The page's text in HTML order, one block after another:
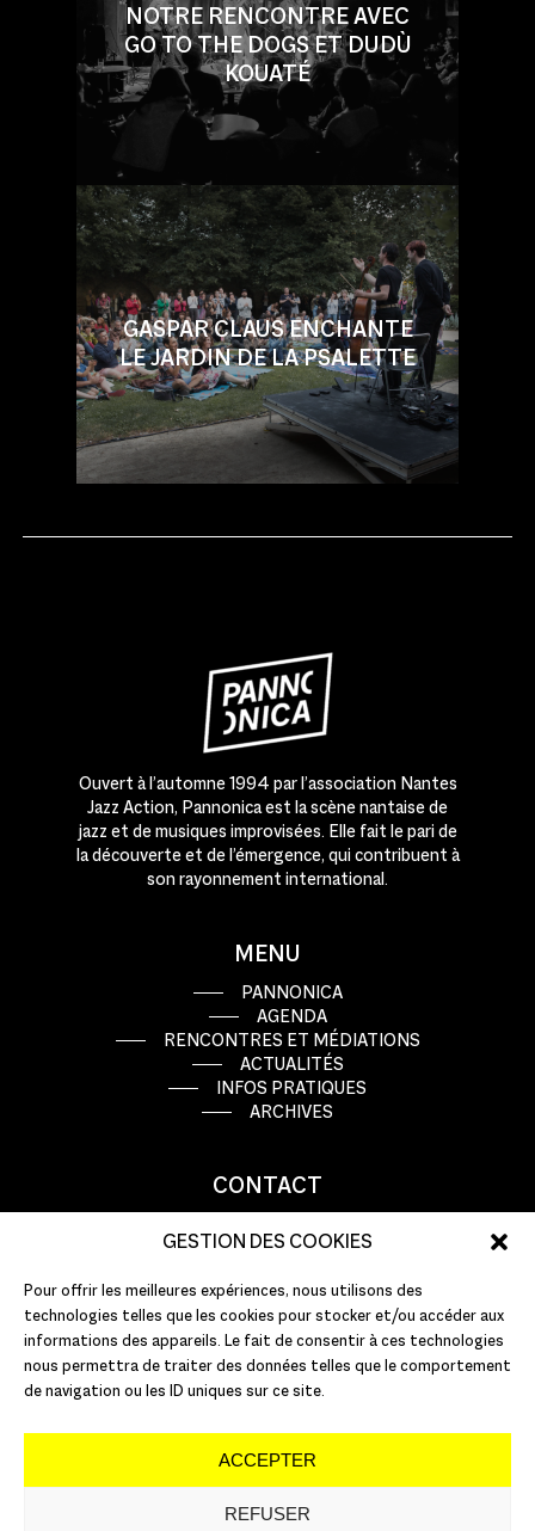
GESTION DES COOKIES
Pour offrir les meilleures expériences, nous utilisons des
technologies telles que les cookies pour stocker et/ou accéder aux
informations des appareils. Le fait de consentir à ces technologies
nous permettra de traiter des données telles que le comportement
de navigation ou les ID uniques sur ce site.
ACCEPTER
REFUSER
NOTRE RENCONTRE AVEC
GO TO THE DOGS ET DUDÙ
KOUATÉ
GASPAR CLAUS ENCHANTE
LE JARDIN DE LA PSALETTE
Ouvert à l’automne 1994 par l’association Nantes
Jazz Action, Pannonica est la scène nantaise de
jazz et de musiques improvisées. Elle fait le pari de
la découverte et de l’émergence, qui contribuent à
son rayonnement international.
MENU
PANNONICA
AGENDA
RENCONTRES ET MÉDIATIONS
ACTUALITÉS
INFOS PRATIQUES
ARCHIVES
CONTACT
44000 Nantes
T : +33 (0)2 51 72 10 10
E :info@pannonica.com